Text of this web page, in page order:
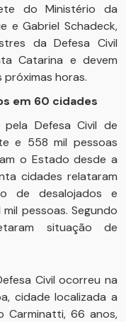
do Ministério da
e Gabriel Schadeck,
da Defesa Civil
Catarina e devem
horas.
em 60 cidades
Defesa Civil de
e 558 mil pessoas
o Estado desde a
cidades relataram
de desalojados e
pessoas. Segundo
situação de
Civil ocorreu na
cidade localizada a
Carminatti, 66 anos,